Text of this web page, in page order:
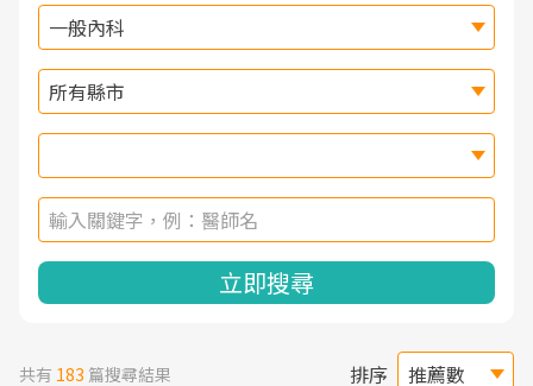
立即搜尋
共有 183 篇搜尋結果 排序